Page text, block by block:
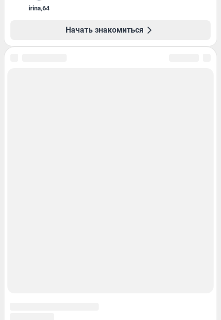
irina,64
Начать знакомиться